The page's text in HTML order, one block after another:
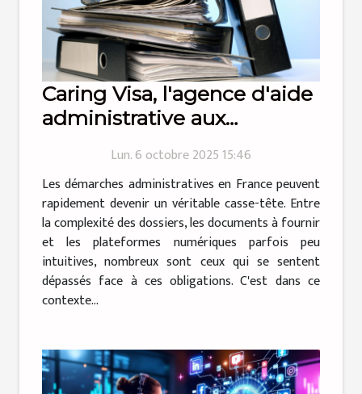
Caring Visa, l'agence d'aide
administrative aux
Lun. 6 octobre 2025 15:46
Les démarches administratives en France peuvent
rapidement devenir un véritable casse-tête. Entre
la complexité des dossiers, les documents à fournir
et les plateformes numériques parfois peu
intuitives, nombreux sont ceux qui se sentent
dépassés face à ces obligations. C'est dans ce
contexte...